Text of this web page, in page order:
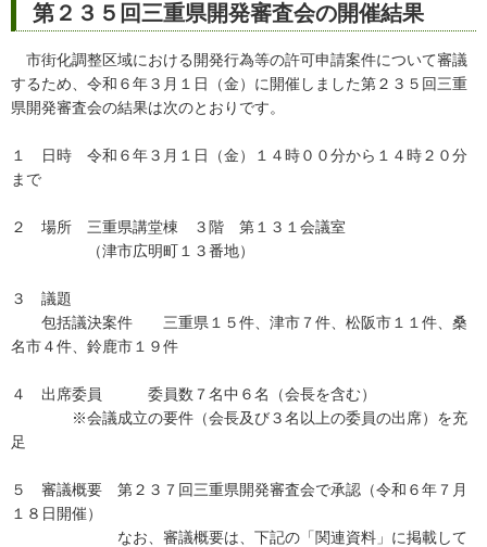
第２３５回三重県開発審査会の開催結果
市街化調整区域における開発行為等の許可申請案件について審議
するため、令和６年３月１日（金）に開催しました第２３５回三重
県開発審査会の結果は次のとおりです。
１ 日時 令和６年３月１日（金）１４時００分から１４時２０分
まで
２ 場所 三重県講堂棟 ３階 第１３１会議室
（津市広明町１３番地）
３ 議題
包括議決案件 三重県１５件、津市７件、松阪市１１件、桑
名市４件、鈴鹿市１９件
４ 出席委員 委員数７名中６名（会長を含む）
※会議成立の要件（会長及び３名以上の委員の出席）を充
足
５ 審議概要 第２３７回三重県開発審査会で承認（令和６年７月
１８日開催）
なお、審議概要は、下記の「関連資料」に掲載して